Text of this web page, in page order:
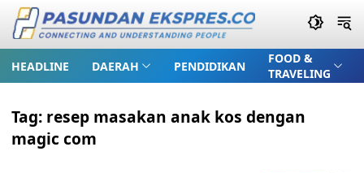
HEADLINE DAERAH PENDIDIKAN
FOOD &
TRAVELING
Tag: resep masakan anak kos dengan
magic com